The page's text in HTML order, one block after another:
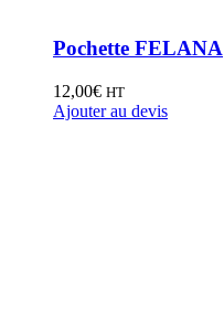
Pochette FELANA
12,00€ HT
Ajouter au devis